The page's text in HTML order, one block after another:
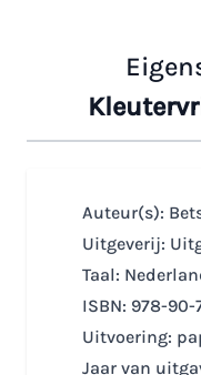
Auteur(s):
Uitgeverij:
Taal:
ISBN: 978-
Uitvoering:
Jaar van